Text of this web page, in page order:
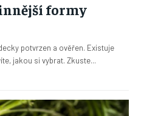
formy
potvrzen a ověřen. Existuje
jakou si vybrat. Zkuste...